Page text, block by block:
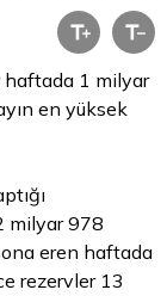
haftada 1 milyar
en yüksek
milyar 978
eren haftada
rezervler 13